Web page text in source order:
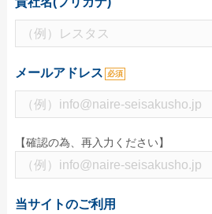
飲食店集客用
暑中見舞いご挨拶
イベント向け特集
無地うちわ
スポーツ応援うちわ
町内会のお祭りうちわ
こども向けイベント
メールアドレス 必須
【確認の為、再入力ください】
当サイトのご利用